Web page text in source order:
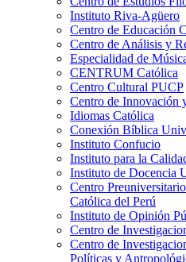
Instituto Riva-Agüero
Centro de Educación
Centro de Análisis y
Especialidad de
CENTRUM Católica
Centro Cultural PUCP
Centro de Innovación
Idiomas Católica
Conexión Bíblica
Instituto Confucio
Instituto para la
Instituto de Docencia
Centro
Católica del Perú
Instituto de Opinión
Centro de
Centro de
Políticas y